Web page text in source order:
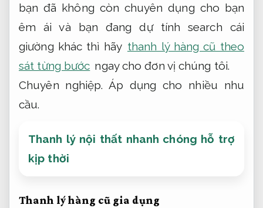
bạn đã không còn chuyên dụng cho bạn
êm ái và bạn đang dự tính search cái
giường khác thì hãy thanh lý hàng cũ theo
sát từng bước ngay cho đơn vị chúng tôi.
Chuyên nghiệp. Áp dụng cho nhiều nhu
cầu.
Thanh lý nội thất nhanh chóng hỗ trợ
kịp thời
Thanh lý hàng cũ gia dụng